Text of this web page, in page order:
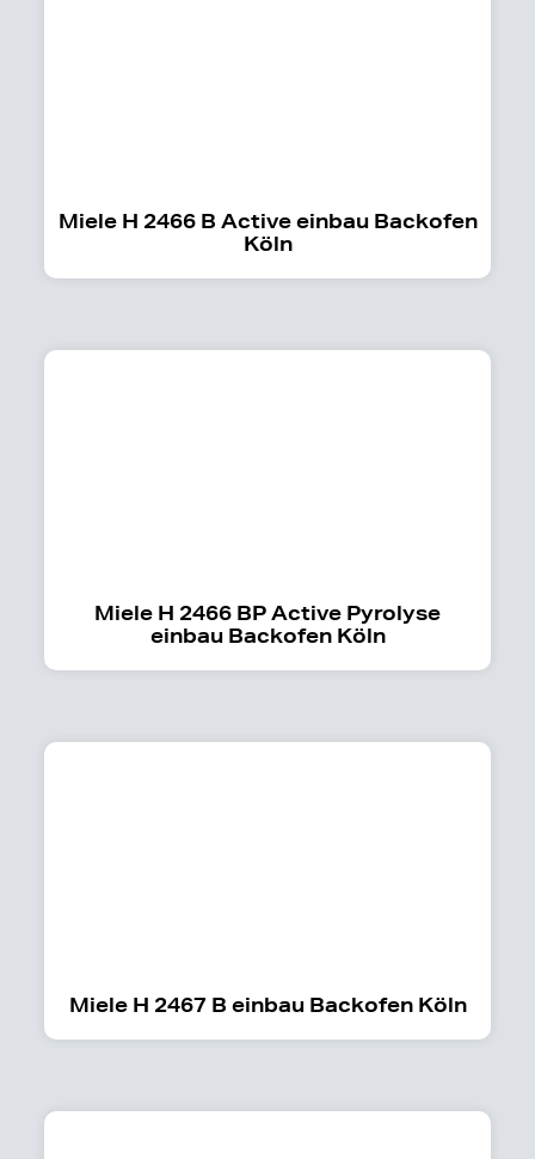
Miele H 2466 B Active einbau Backofen
Köln
Miele H 2466 BP Active Pyrolyse
einbau Backofen Köln
Miele H 2467 B einbau Backofen Köln